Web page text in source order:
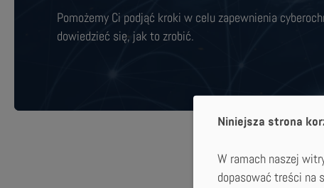
Pomożemy Ci podjąć kroki w celu zapewnienia
dowiedzieć się, jak to zrobić.
Niniejsza strona
W ramach naszej
dopasować treści na